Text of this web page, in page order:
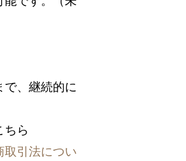
で、継続的に
ちら
取引法につい